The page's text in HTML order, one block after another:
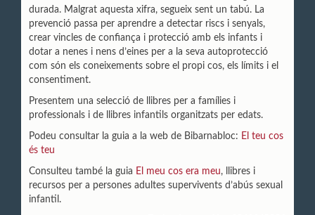
durada. Malgrat aquesta xifra, segueix sent un tabú. La
prevenció passa per aprendre a detectar riscs i senyals,
crear vincles de confiança i protecció amb els infants i
dotar a nenes i nens d’eines per a la seva autoprotecció
com són els coneixements sobre el propi cos, els límits i el
consentiment.
Presentem una selecció de llibres per a famílies i
professionals i de llibres infantils organitzats per edats.
Podeu consultar la guia a la web de Bibarnabloc: El teu cos
és teu
Consulteu també la guia El meu cos era meu, llibres i
recursos per a persones adultes supervivents d’abús sexual
infantil.